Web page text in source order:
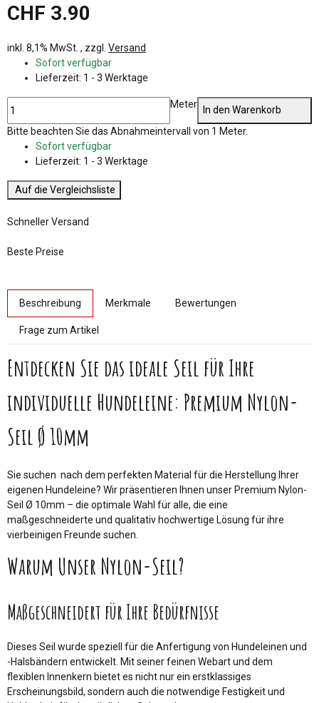
CHF 3.90
inkl. 8,1% MwSt. , zzgl. Versand
Sofort verfügbar
Lieferzeit: 1 - 3 Werktage
Meter
In den Warenkorb
xBitte beachten Sie das Abnahmeintervall von 1 Meter.
Sofort verfügbar
Lieferzeit: 1 - 3 Werktage
Auf die Vergleichsliste
Schneller Versand
Beste Preise
Beschreibung Merkmale Bewertungen
Frage zum Artikel
Entdecken Sie das ideale Seil für Ihre
individuelle Hundeleine: Premium Nylon-
Seil Ø 10mm
Sie suchen nach dem perfekten Material für die Herstellung Ihrer
eigenen Hundeleine? Wir präsentieren Ihnen unser Premium Nylon-
Seil Ø 10mm – die optimale Wahl für alle, die eine
maßgeschneiderte und qualitativ hochwertige Lösung für ihre
vierbeinigen Freunde suchen.
Warum Unser Nylon-Seil?
Maßgeschneidert für Ihre Bedürfnisse
Dieses Seil wurde speziell für die Anfertigung von Hundeleinen und
-Halsbändern entwickelt. Mit seiner feinen Webart und dem
flexiblen Innenkern bietet es nicht nur ein erstklassiges
Erscheinungsbild, sondern auch die notwendige Festigkeit und